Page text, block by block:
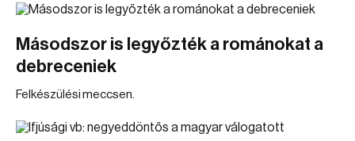
Másodszor is legyőzték a románokat a
debreceniek
Felkészülési meccsen.